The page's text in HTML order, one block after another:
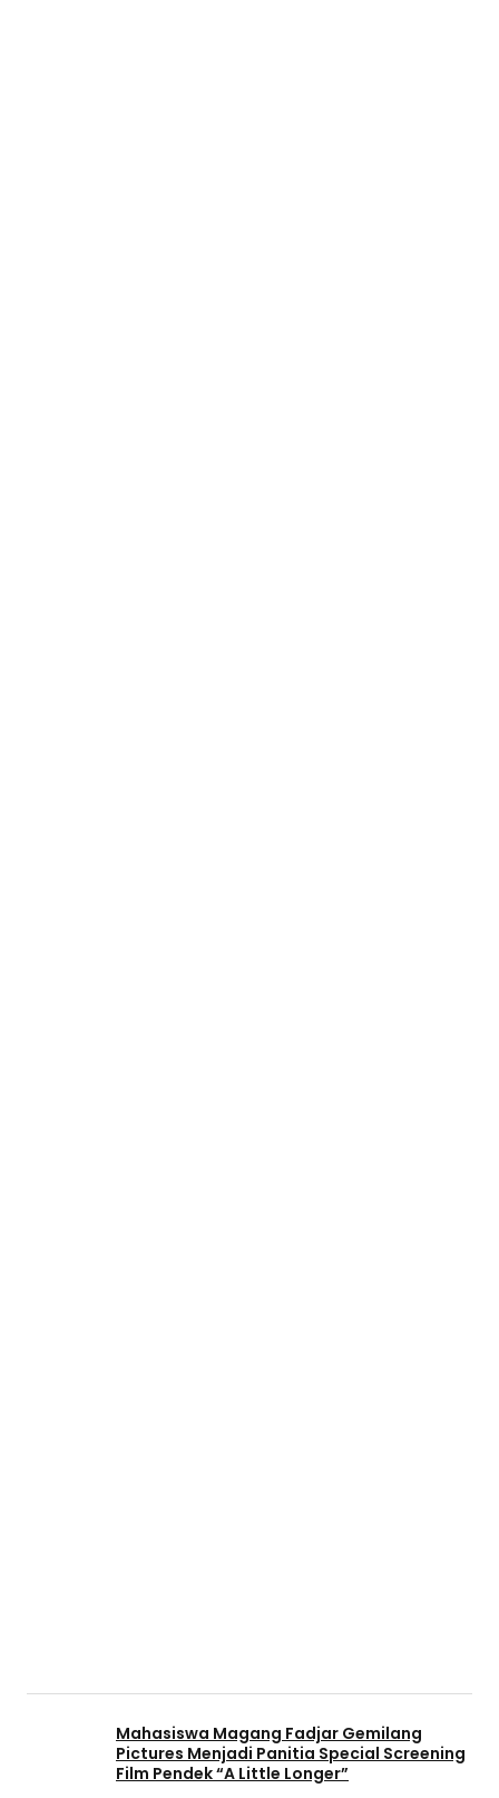
Mahasiswa Magang Fadjar Gemilang
Pictures Menjadi Panitia Special Screening
Film Pendek “A Little Longer”